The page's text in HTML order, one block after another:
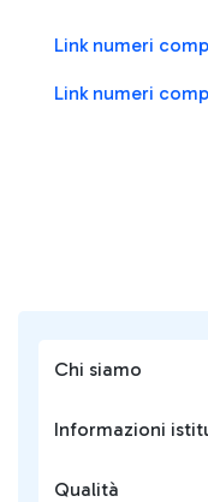
Chi siamo
Informazioni
Qualità
Link numeri
Link numeri